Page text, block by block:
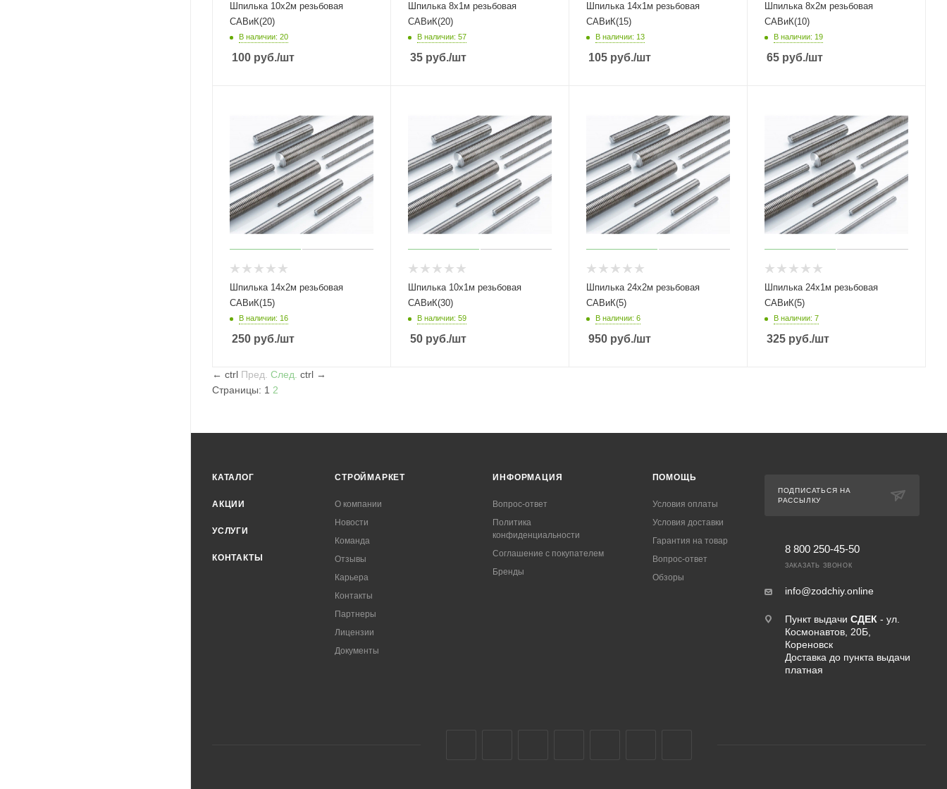
Шпилька 10х2м резьбовая
САВиК(20)
В наличии: 20
100 руб./шт
Шпилька 8х1м резьбовая
САВиК(20)
В наличии: 57
35 руб./шт
Шпилька 14х1м резьбовая
САВиК(15)
В наличии: 13
105 руб./шт
Шпилька 8х2м резьбовая
САВиК(10)
В наличии: 19
65 руб./шт
Шпилька 14х2м резьбовая
САВиК(15)
В наличии: 16
250 руб./шт
Шпилька 10х1м резьбовая
САВиК(30)
В наличии: 59
50 руб./шт
Шпилька 24х2м резьбовая
САВиК(5)
В наличии: 6
950 руб./шт
Шпилька 24х1м резьбовая
САВиК(5)
В наличии: 7
325 руб./шт
← ctrl Пред. След. ctrl →
Страницы: 1 2
КАТАЛОГ
АКЦИИ
УСЛУГИ
КОНТАКТЫ
СТРОЙМАРКЕТ
О компании
Новости
Команда
Отзывы
Карьера
Контакты
Партнеры
Лицензии
Документы
ИНФОРМАЦИЯ
Вопрос-ответ
Политика
конфиденциальности
Соглашение с покупателем
Бренды
ПОМОЩЬ
Условия оплаты
Условия доставки
Гарантия на товар
Вопрос-ответ
Обзоры
ПОДПИСАТЬСЯ НА
РАССЫЛКУ
8 800 250-45-50
ЗАКАЗАТЬ ЗВОНОК
info@zodchiy.online
Пункт выдачи СДЕК - ул.
Космонавтов, 20Б,
Кореновск
Доставка до пункта выдачи
платная